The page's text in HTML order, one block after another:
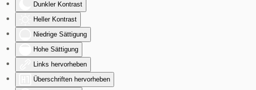
Dunkler Kontrast
Heller Kontrast
Niedrige Sättigung
Hohe Sättigung
Links hervorheben
Überschriften hervorheben